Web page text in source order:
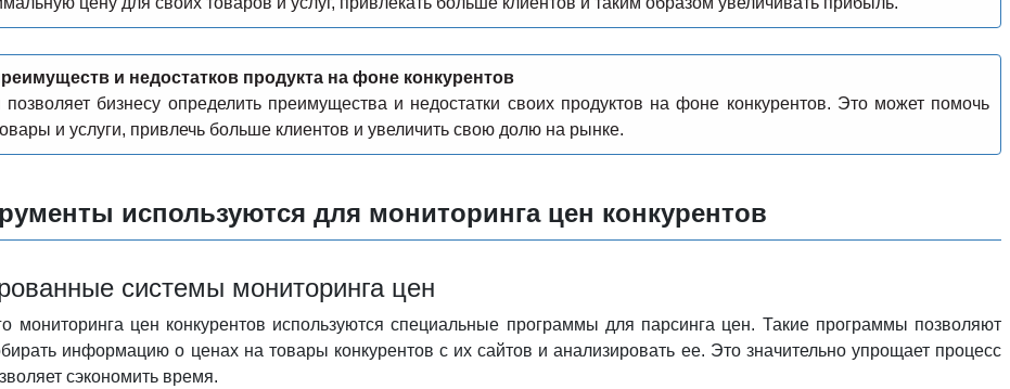
и недостатков продукта на фоне конкурентов
позволяет бизнесу определить преимущества и недостатки своих продуктов на фоне конкурентов. Это может помочь
и услуги, привлечь больше клиентов и увеличить свою долю на рынке.
используются для мониторинга цен конкурентов
системы мониторинга цен
мониторинга цен конкурентов используются специальные программы для парсинга цен. Такие программы позволяют
информацию о ценах на товары конкурентов с их сайтов и анализировать ее. Это значительно упрощает процесс
сэкономить время.